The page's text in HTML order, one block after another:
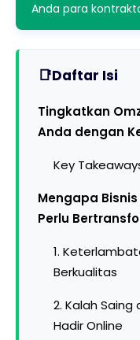
Anda para
Daftar Isi
Tingkatkan
Anda dengan
Key
Mengapa
Perlu
1.
Berkualitas
2. Kalah
Hadir Online